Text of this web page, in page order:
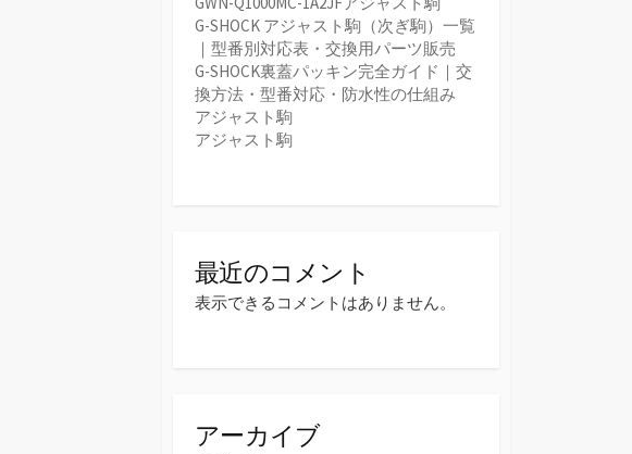
G-SHOCK アジャスト駒（次ぎ駒）一覧
｜型番別対応表・交換用パーツ販売
G-SHOCK裏蓋パッキン完全ガイド｜交
換方法・型番対応・防水性の仕組み
アジャスト駒
アジャスト駒
最近のコメント
表示できるコメントはありません。
アーカイブ